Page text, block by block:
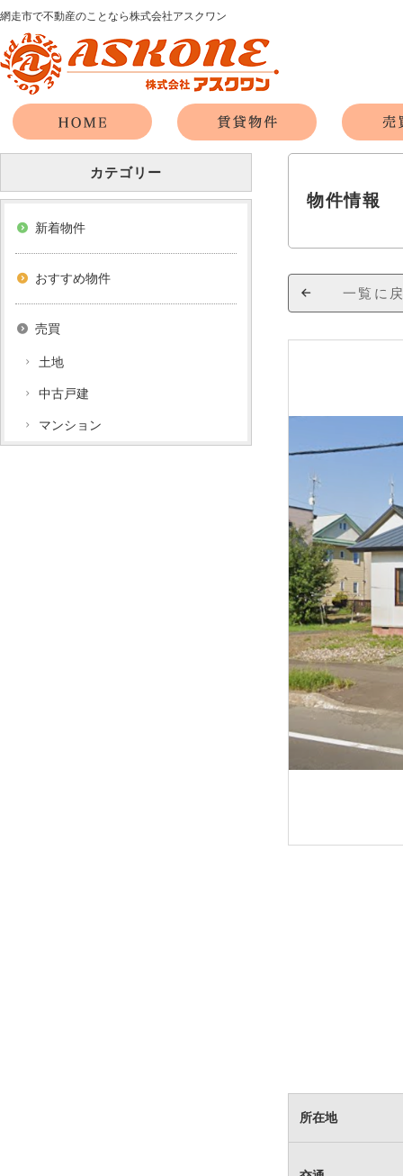
網走市で不動産のことなら株式会社アスクワン
物件情報
一覧に
所在地
カテゴリー
新着物件
おすすめ物件
売買
土地
中古戸建
マンション